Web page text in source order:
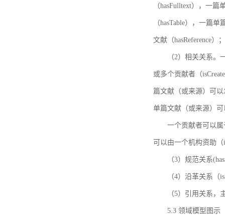
（hasFulltext），一
（hasTable），一篇
文献（hasReference）；
（2）相关关系
或多个贡献者（
篇文献（或来源）可
单篇文献（或来源）可
一个贡献者可以
可以由一个机构资助（
（3）规范关系
（4）沿革关系
（5）引用关系，
5.3 领域模型图示